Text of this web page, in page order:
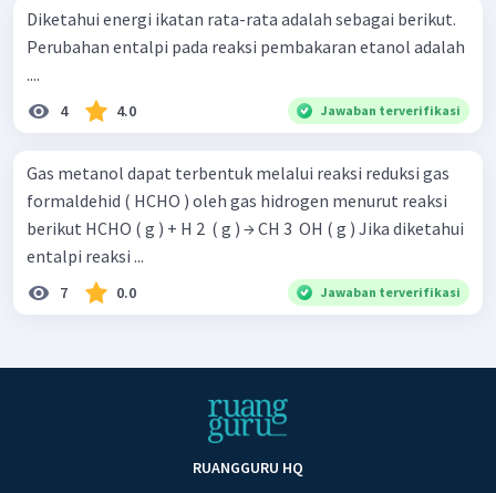
Diketahui energi ikatan rata-rata adalah sebagai berikut.
Perubahan entalpi pada reaksi pembakaran etanol adalah
....
4 4.0 Jawaban terverifikasi
Gas metanol dapat terbentuk melalui reaksi reduksi gas
formaldehid ( HCHO ) oleh gas hidrogen menurut reaksi
berikut HCHO ( g ) + H 2 ​ ( g ) → CH 3 ​ OH ( g ) Jika diketahui
entalpi reaksi ...
7 0.0 Jawaban terverifikasi
RUANGGURU HQ